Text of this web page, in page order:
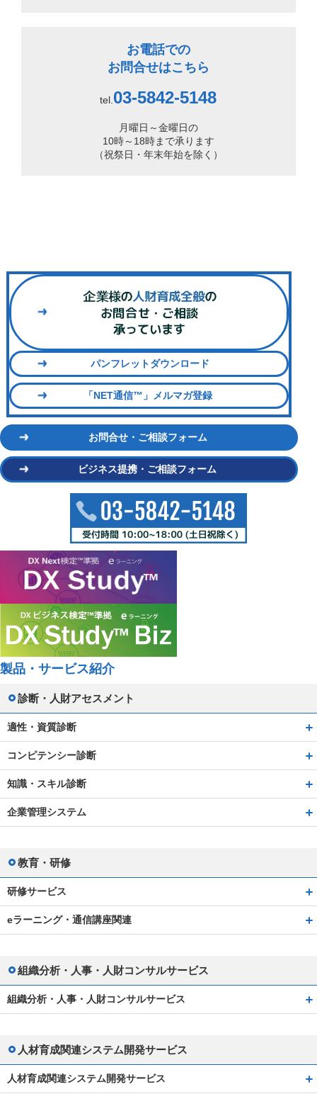
お電話での
お問合せはこちら
tel. 03-5842-5148
月曜日～金曜日の
10時～18時まで承ります
（祝祭日・年末年始を除く）
パンフレットダウンロード
「NET通信™」メルマガ登録
お問合せ・ご相談フォーム
ビジネス提携・ご相談フォーム
製品・サービス紹介
診断・人財アセスメント
適性・資質診断
コンピテンシー診断
知識・スキル診断
企業管理システム
教育・研修
研修サービス
eラーニング・通信講座関連
組織分析・人事・人財コンサルサービス
組織分析・人事・人財コンサルサービス
人材育成関連システム開発サービス
人材育成関連システム開発サービス